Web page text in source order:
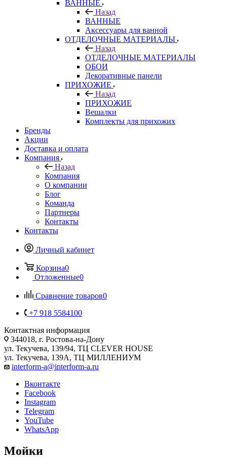
ВАННЫЕ
Назад
ВАННЫЕ
Аксессуары для ванной
ОТДЕЛОЧНЫЕ МАТЕРИАЛЫ
Назад
ОТДЕЛОЧНЫЕ МАТЕРИАЛЫ
ОБОИ
Декоративные панели
ПРИХОЖИЕ
Назад
ПРИХОЖИЕ
Вешалки
Комплекты для прихожих
Бренды
Акции
Доставка и оплата
Компания
Назад
Компания
О компании
Блог
Команда
Партнеры
Контакты
Контакты
Личный кабинет
Корзина0
Отложенные0
Сравнение товаров0
+7 918 5584100
Контактная информация
344018, г. Ростова-на-Дону
ул. Текучева, 139/94, ТЦ CLEVER HOUSE
ул. Текучева, 139А, ТЦ МИЛЛЕНИУМ
interform-a@interform-a.ru
Вконтакте
Facebook
Instagram
Telegram
YouTube
WhatsApp
Мойки